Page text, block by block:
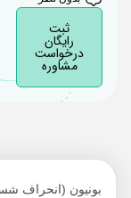
رایگان
درخواست
مشاوره
بونیون (انحراف شست